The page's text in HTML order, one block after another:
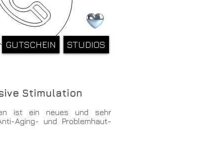
GUTSCHEIN STUDIOS
Stimulation
ist ein neues und sehr
Aging- und Problemhaut-